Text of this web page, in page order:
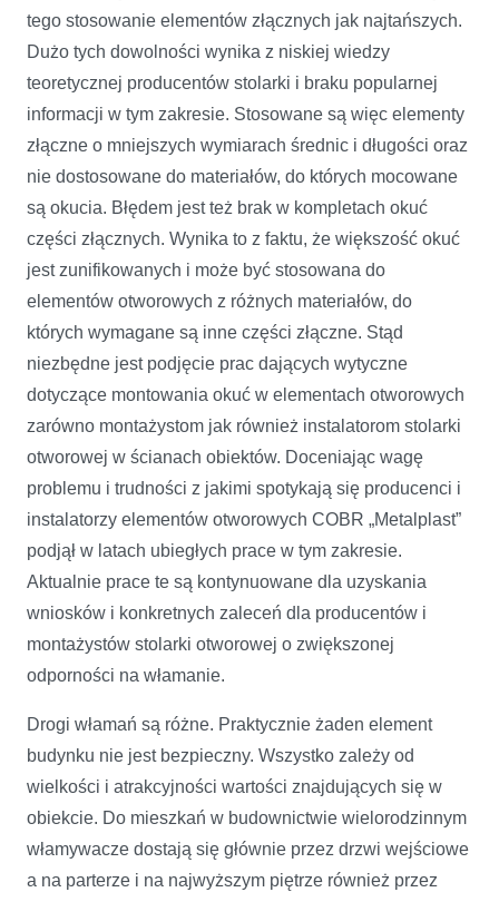
tego stosowanie elementów złącznych jak najtańszych.
Dużo tych dowolności wynika z niskiej wiedzy
teoretycznej producentów stolarki i braku popularnej
informacji w tym zakresie. Stosowane są więc elementy
złączne o mniejszych wymiarach średnic i długości oraz
nie dostosowane do materiałów, do których mocowane
są okucia. Błędem jest też brak w kompletach okuć
części złącznych. Wynika to z faktu, że większość okuć
jest zunifikowanych i może być stosowana do
elementów otworowych z różnych materiałów, do
których wymagane są inne części złączne. Stąd
niezbędne jest podjęcie prac dających wytyczne
dotyczące montowania okuć w elementach otworowych
zarówno montażystom jak również instalatorom stolarki
otworowej w ścianach obiektów. Doceniając wagę
problemu i trudności z jakimi spotykają się producenci i
instalatorzy elementów otworowych COBR „Metalplast”
podjął w latach ubiegłych prace w tym zakresie.
Aktualnie prace te są kontynuowane dla uzyskania
wniosków i konkretnych zaleceń dla producentów i
montażystów stolarki otworowej o zwiększonej
odporności na włamanie.
Drogi włamań są różne. Praktycznie żaden element
budynku nie jest bezpieczny. Wszystko zależy od
wielkości i atrakcyjności wartości znajdujących się w
obiekcie. Do mieszkań w budownictwie wielorodzinnym
włamywacze dostają się głównie przez drzwi wejściowe
a na parterze i na najwyższym piętrze również przez